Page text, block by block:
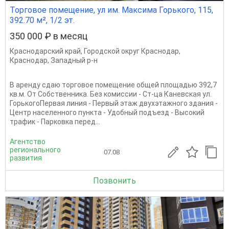
Торговое помещение, ул им. Максима Горького, 115,
392.70 м², 1/2 эт.
350 000 ₽ в месяц
Краснодарский край, Городской округ Краснодар,
Краснодар, Западный р-н
В аренду сдаю торговое помещение общей площадью 392,7
кв.м. От Собственника. Без комиссии - Ст-ца Каневская ул.
ГорькогоПервая линия - Первый этаж двухэтажного здания -
Центр населенного пункта - Удобный подъезд - Высокий
трафик - Парковка перед...
Агентство
регионального
развития
07.08
Позвонить